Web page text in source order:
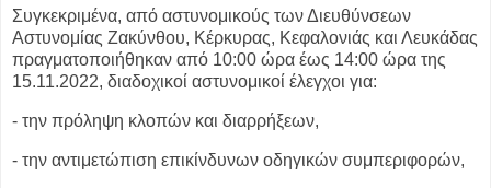
Συγκεκριμένα, από αστυνομικούς των Διευθύνσεων
Αστυνομίας Ζακύνθου, Κέρκυρας, Κεφαλονιάς και Λευκάδας
πραγματοποιήθηκαν από 10:00 ώρα έως 14:00 ώρα της
15.11.2022, διαδοχικοί αστυνομικοί έλεγχοι για:
- την πρόληψη κλοπών και διαρρήξεων,
- την αντιμετώπιση επικίνδυνων οδηγικών συμπεριφορών,